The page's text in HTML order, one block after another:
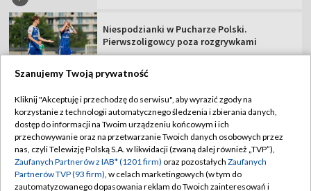
Niespodzianki w Pucharze Polski.
Pierwszoligowcy poza rozgrywkami
TVP
Abonament TVP
Sklep TVP
Biuro Reklamy
Regulamin TVP
Polityka prywatności
Moje zgody
Szanujemy Twoją prywatność
Kliknij "Akceptuję i przechodzę do serwisu", aby wyrazić zgody na
korzystanie z technologii automatycznego śledzenia i zbierania danych,
dostęp do informacji na Twoim urządzeniu końcowym i ich
przechowywanie oraz na przetwarzanie Twoich danych osobowych przez
nas, czyli Telewizję Polską S.A. w likwidacji (zwaną dalej również „TVP”),
Zaufanych Partnerów z IAB* (1201 firm) oraz pozostałych Zaufanych
Partnerów TVP (93 firm), w celach marketingowych (w tym do
zautomatyzowanego dopasowania reklam do Twoich zainteresowań i